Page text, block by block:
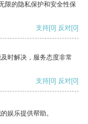
限的隐私保护和安全性保
支持[0] 反对[0]
时解决，服务态度非常
支持[0] 反对[0]
娱乐提供帮助。